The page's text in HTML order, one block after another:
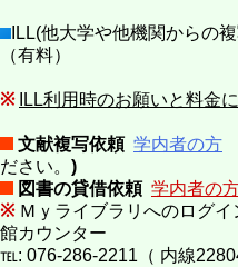
ILL(他大学や他機関からの
（有料）
※ ILL利用時のお願いと料金
文献複写依頼 学内者の方
ださい。 )
図書の貸借依頼 学内者の
※Ｍｙライブラリへのログ
館カウンター
℡: 076-286-2211（ 内線